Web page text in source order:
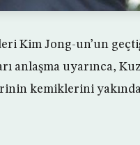
Kim Jong-un’un
anlaşma uyarınca,
kemiklerini